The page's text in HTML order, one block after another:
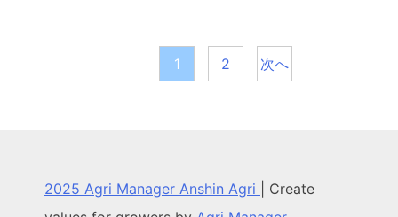
ジ
1 2 次へ
2025 Agri Manager Anshin Agri
Create